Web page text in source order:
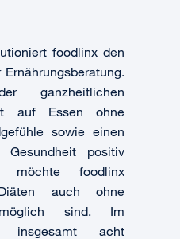
foodlinx den
ganzheitlichen
auf Essen ohne
sowie einen
positiv
möchte foodlinx
auch ohne
möglich sind. Im
insgesamt acht